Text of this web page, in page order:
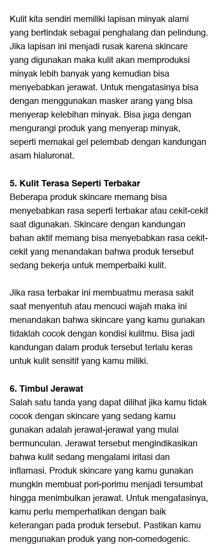
Kulit kita sendiri memiliki lapisan minyak alami
yang bertindak sebagai penghalang dan pelindung.
Jika lapisan ini menjadi rusak karena skincare
yang digunakan maka kulit akan memproduksi
minyak lebih banyak yang kemudian bisa
menyebabkan jerawat. Untuk mengatasinya bisa
dengan menggunakan masker arang yang bisa
menyerap kelebihan minyak. Bisa juga dengan
mengurangi produk yang menyerap minyak,
seperti memakai gel pelembab dengan kandungan
asam hialuronat.
5. Kulit Terasa Seperti Terbakar
Beberapa produk skincare memang bisa
menyebabkan rasa seperti terbakar atau cekit-cekit
saat digunakan. Skincare dengan kandungan
bahan aktif memang bisa menyebabkan rasa cekit-
cekit yang menandakan bahwa produk tersebut
sedang bekerja untuk memperbaiki kulit.
Jika rasa terbakar ini membuatmu merasa sakit
saat menyentuh atau mencuci wajah maka ini
menandakan bahwa skincare yang kamu gunakan
tidaklah cocok dengan kondisi kulitmu. Bisa jadi
kandungan dalam produk tersebut terlalu keras
untuk kulit sensitif yang kamu miliki.
6. Timbul Jerawat
Salah satu tanda yang dapat dilihat jika kamu tidak
cocok dengan skincare yang sedang kamu
gunakan adalah jerawat-jerawat yang mulai
bermunculan. Jerawat tersebut mengindikasikan
bahwa kulit sedang mengalami iritasi dan
inflamasi. Produk skincare yang kamu gunakan
mungkin membuat pori-porimu menjadi tersumbat
hingga menimbulkan jerawat. Untuk mengatasinya,
kamu perlu memperhatikan dengan baik
keterangan pada produk tersebut. Pastikan kamu
menggunakan produk yang non-comedogenic.